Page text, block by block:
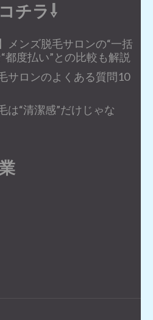
チラ⇩
メンズ脱毛サロンの“一括
都度払い”との比較も解説
サロンのよくある質問10
は“清潔感”だけじゃな